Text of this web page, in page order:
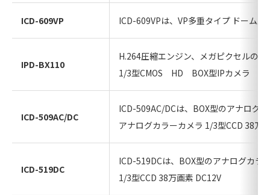
ICD-609VP ICD-609VPは、VP多重タイプ ドーム
IPD-BX110
H.264圧縮エンジン、メガピクセルの
1/3型CMOS HD BOX型IPカメラ
ICD-509AC/DC
ICD-509AC/DCは、BOX型のアナログ
アナログカラーカメラ 1/3型CCD 38万
ICD-519DC
ICD-519DCは、BOX型のアナログカラ
1/3型CCD 38万画素 DC12V